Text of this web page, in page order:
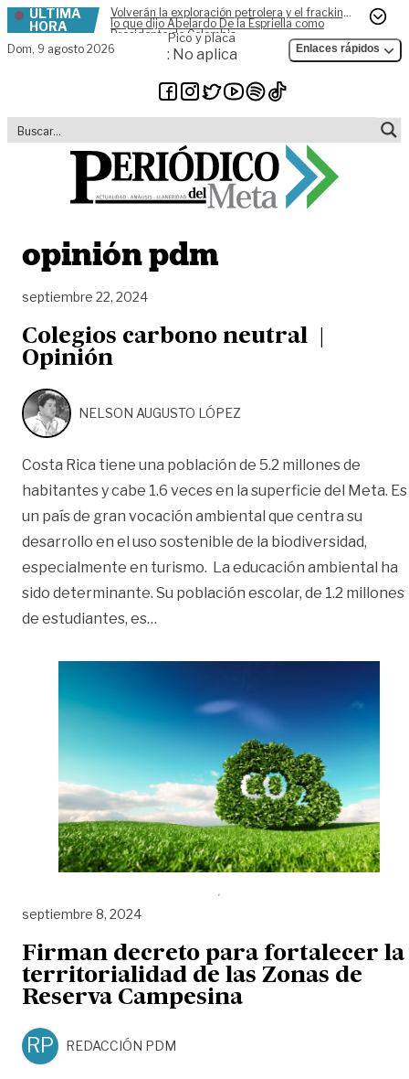
Skip to content
ÚLTIMA
HORA
Volverán la exploración petrolera y el fracking,
lo que dijo Abelardo De la Espriella como
Presidente de Colombia
Dom, 9 agosto 2026
Pico y placa
: No aplica Enlaces rápidos
opinión pdm
septiembre 22, 2024
Colegios carbono neutral |
Opinión
NELSON AUGUSTO LÓPEZ
Costa Rica tiene una población de 5.2 millones de
habitantes y cabe 1.6 veces en la superficie del Meta. Es
un país de gran vocación ambiental que centra su
desarrollo en el uso sostenible de la biodiversidad,
especialmente en turismo. La educación ambiental ha
sido determinante. Su población escolar, de 1.2 millones
de estudiantes, es…
septiembre 8, 2024
Firman decreto para fortalecer la
territorialidad de las Zonas de
Reserva Campesina
RP REDACCIÓN PDM